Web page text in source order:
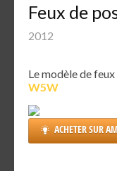
Feux de
2012
Le modèle de
W5W
ACHETER SUR